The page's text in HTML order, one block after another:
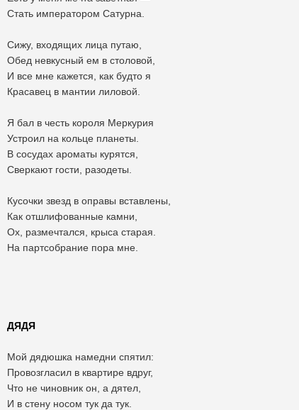
Стать императором Сатурна.
Сижу, входящих лица путаю,
Обед невкусный ем в столовой,
И все мне кажется, как будто я
Красавец в мантии лиловой.
Я бал в честь короля Меркурия
Устроил на кольце планеты.
В сосудах ароматы курятся,
Сверкают гости, разодеты.
Кусочки звезд в оправы вставлены,
Как отшлифованные камни,
Ох, размечтался, крыса старая.
На партсобрание пора мне.
ДЯДЯ
Мой дядюшка намедни спятил:
Провозгласил в квартире вдруг,
Что не чиновник он, а дятел,
И в стену носом тук да тук.